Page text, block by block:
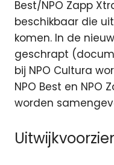
Best/NPO Zapp
beschikbaar die
komen. In de
geschrapt
bij NPO Cultura
NPO Best en NPO
worden